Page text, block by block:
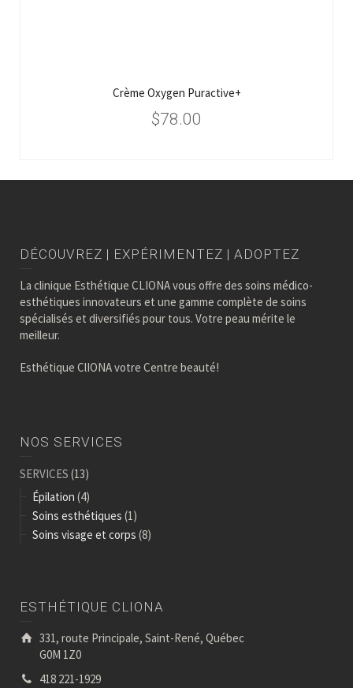
Crème Oxygen Puractive+
$78.00
DÉCOUVREZ | EXPÉRIMENTEZ | ADOPTEZ
La clinique Esthétique CLIONA vous offre des soins médico-
esthétiques innovateurs et une gamme complète de soins
spécialisés et diversifiés pour tous. Votre peau mérite le
meilleur.
Esthétique ClIONA votre Centre beauté!
NOS SERVICES
SERVICES (13)
Épilation (4)
Soins esthétiques (1)
Soins visage et corps (8)
ESTHÉTIQUE CLIONA
331, route Principale, Saint-René, Québec
G0M 1Z0
418 221-1929